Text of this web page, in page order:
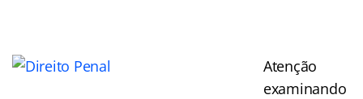
Atenção
examinando